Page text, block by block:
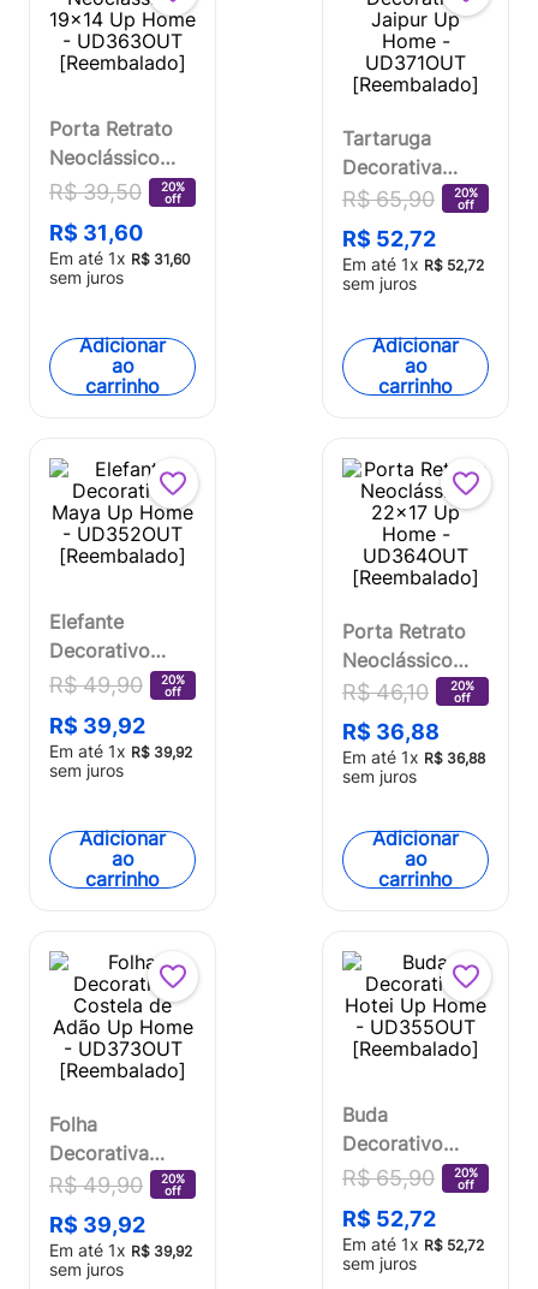
Porta Retrato
Neoclássico
19x14 Up Home
[Reembalado]
R$ 39,50
20%
off
R$ 31,60
Em até 1x R$ 31,60
sem juros
Adicionar
ao
carrinho
Tartaruga
Decorativa
Jaipur Up
Home -
UD371OUT
[Reembalado]
R$ 65,90
20%
off
R$ 52,72
Em até 1x R$ 52,72
sem juros
Adicionar
ao
carrinho
Elefante
Decorativo
Maya Up Home
[Reembalado]
R$ 49,90
20%
off
R$ 39,92
Em até 1x R$ 39,92
sem juros
Adicionar
ao
carrinho
Porta Retrato
Neoclássico
22x17 Up
Home -
UD364OUT
[Reembalado]
R$ 46,10
20%
off
R$ 36,88
Em até 1x R$ 36,88
sem juros
Adicionar
ao
carrinho
Folha
Decorativa
Costela de
Adão Up Home
- UD373OUT
[Reembalado]
R$ 49,90
20%
off
R$ 39,92
Em até 1x R$ 39,92
sem juros
Buda
Decorativo
Hotei Up Home
[Reembalado]
R$ 65,90
20%
off
R$ 52,72
Em até 1x R$ 52,72
sem juros